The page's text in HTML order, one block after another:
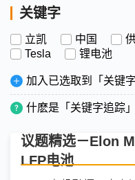
关键字
立凯 中国
Tesla
锂电池
加入已选取到「关键字
什麽是「关键字追踪」
议题精选－Elon
LFP电池